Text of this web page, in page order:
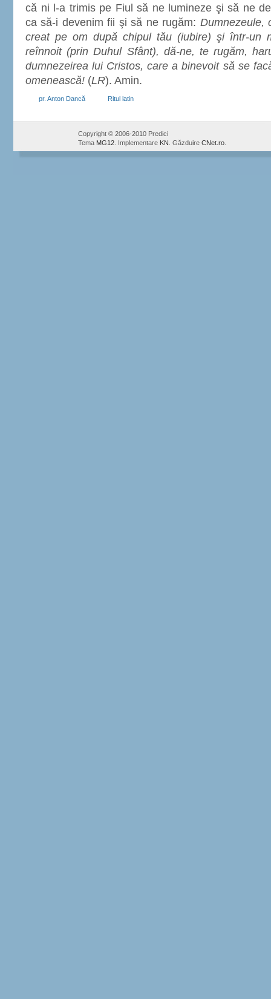
că ni l-a trimis pe Fiul să ne lumineze şi să ne
ca să-i devenim fii şi să ne rugăm: Dumnezeule,
creat pe om după chipul tău (iubire) şi într-un
reînnoit (prin Duhul Sfânt), dă-ne, te rugăm,
dumnezeirea lui Cristos, care a binevoit să se
omenească! (LR). Amin.
pr. Anton Dancă Ritul latin
Copyright © 2006-2010 Predici
Tema MG12 . Implementare KN . Găzduire CNet.ro